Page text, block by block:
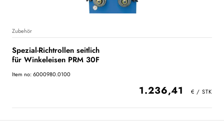
Zubehör
Spezial-Richtrollen seitlich
für Winkeleisen PRM 30F
Item no: 6000980.0100
1.236,41